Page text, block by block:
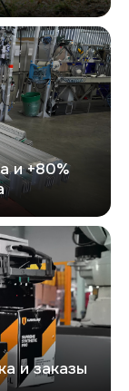
и +80%
и заказы